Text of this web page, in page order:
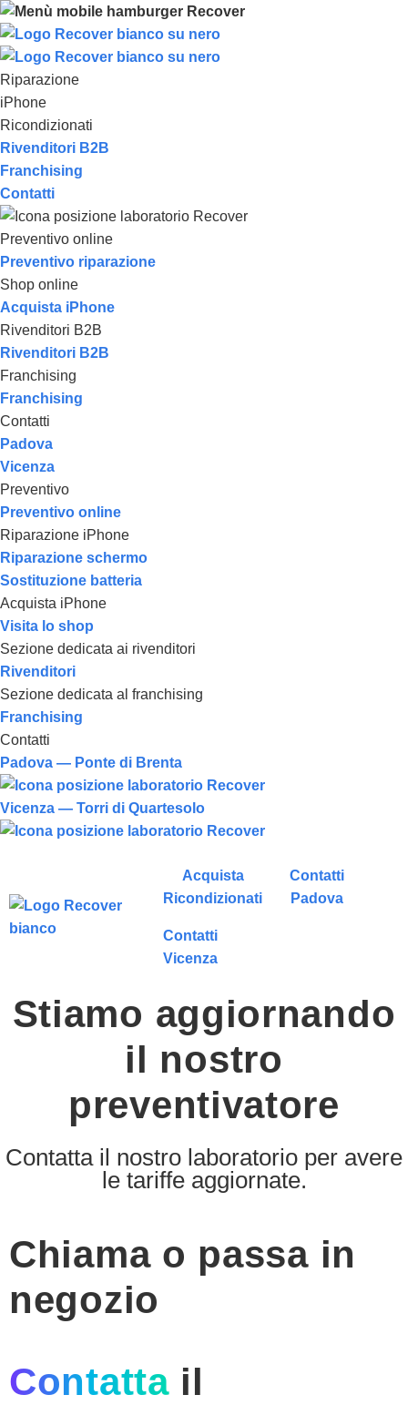
Riparazione
iPhone
Ricondizionati
Rivenditori B2B
Franchising
Contatti
Preventivo online
Preventivo riparazione
Shop online
Acquista iPhone
Rivenditori B2B
Rivenditori B2B
Franchising
Franchising
Contatti
Padova
Vicenza
Preventivo
Preventivo online
Riparazione iPhone
Riparazione schermo
Sostituzione batteria
Acquista iPhone
Visita lo shop
Sezione dedicata ai rivenditori
Rivenditori
Sezione dedicata al franchising
Franchising
Contatti
Padova — Ponte di Brenta
Vicenza — Torri di Quartesolo
Acquista
Ricondizionati
Contatti
Padova
Contatti
Vicenza
Stiamo aggiornando
il nostro
preventivatore
Contatta il nostro laboratorio per avere
le tariffe aggiornate.
Chiama o passa in
negozio
Contattail